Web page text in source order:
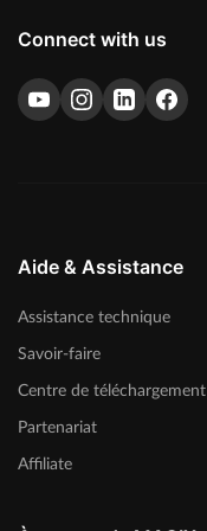
Connect with us
Aide & Assistance
Assistance technique
Savoir-faire
Centre de téléchargement
Partenariat
Affiliate